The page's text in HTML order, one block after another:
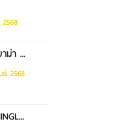
ม่า ...
2568